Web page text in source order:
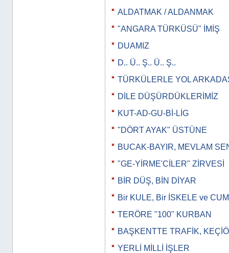
ALDATMAK / ALDANMAK
"ANGARA TÜRKÜSÜ" İMİŞ
DUAMIZ
D.. Ü.. Ş.. Ü.. Ş..
TÜRKÜLERLE YOL
DİLE DÜŞÜRDÜKLERİMİZ
KUT-AD-GU-Bİ-LİG
"DÖRT AYAK" ÜSTÜNE
BUCAK-BAYIR, MEVLAM
"GE-YİRME'CİLER" ZİRVESİ
BİR DÜŞ, BİN DİYAR
Bir KULE, Bir İSKELE ve
TERÖRE "100" KURBAN
BAŞKENTTE TRAFİK,
YERLİ MİLLİ İŞLER